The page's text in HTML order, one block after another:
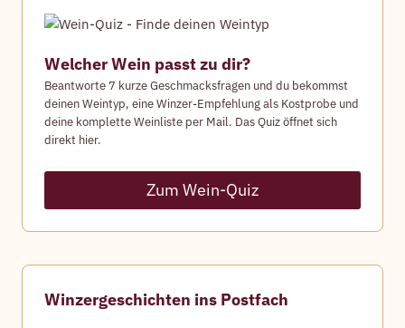
Welcher Wein passt zu dir?
Beantworte 7 kurze Geschmacksfragen und du bekommst
deinen Weintyp, eine Winzer-Empfehlung als Kostprobe und
deine komplette Weinliste per Mail. Das Quiz öffnet sich
direkt hier.
Zum Wein-Quiz
Winzergeschichten ins Postfach